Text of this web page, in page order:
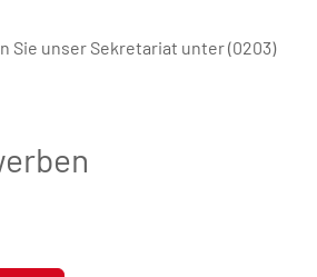
Sie unser Sekretariat unter (0203)